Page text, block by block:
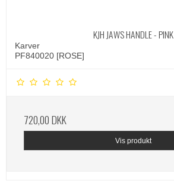
KJH JAWS HANDLE - PINK
Karver
PF840020 [ROSE]
720,00 DKK
Vis produkt